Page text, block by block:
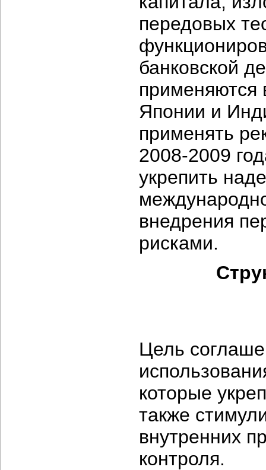
передовых
банковской
Японии и
применять
2008-2009
укрепить
внедрения
рисками.
Цель
которые
также
внутренних
контроля.